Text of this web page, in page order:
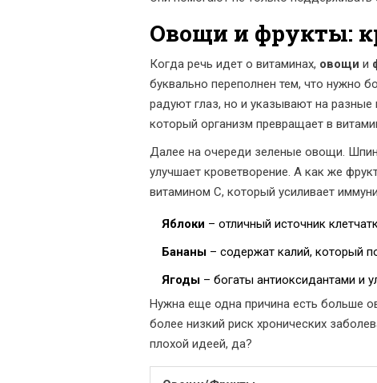
Овощи и фрукты:
Когда речь идет о витаминах, овощи и
буквально переполнен тем, что нужно
радуют глаз, но и указывают на
который организм превращает в
Далее на очереди зеленые овощи.
улучшает кроветворение. А как же
витамином C, который усиливает
Яблоки – отличный источник
Бананы – содержат калий, который
Ягоды – богаты антиоксидантами и
Нужна еще одна причина есть больше
более низкий риск хронических
плохой идеей, да?